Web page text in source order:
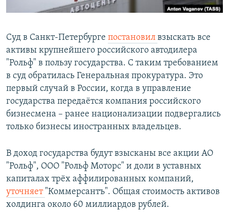
Все сайты РСЕ/РС
Суд в Санкт-Петербурге постановил взыскать все
активы крупнейшего российского автодилера
"Рольф" в пользу государства. С таким требованием
в суд обратилась Генеральная прокуратура. Это
первый случай в России, когда в управление
государства передаётся компания российского
бизнесмена – ранее национализации подвергались
только бизнесы иностранных владельцев.
В доход государства будут взысканы все акции АО
"Рольф", ООО "Рольф Моторс" и доли в уставных
капиталах трёх аффилированных компаний,
уточняет "Коммерсантъ". Общая стоимость активов
холдинга около 60 миллиардов рублей.